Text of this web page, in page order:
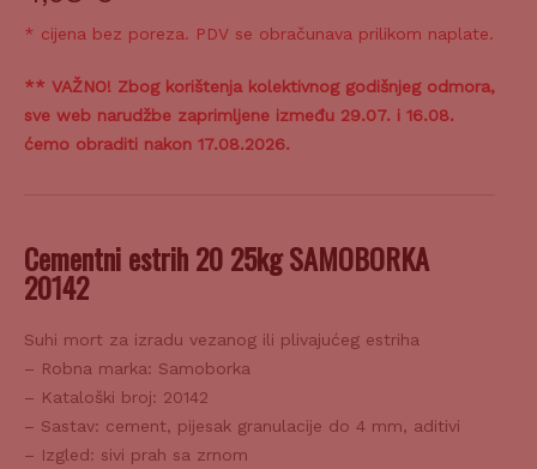
* cijena bez poreza. PDV se obračunava prilikom naplate.
** VAŽNO! Zbog korištenja kolektivnog godišnjeg odmora,
sve web narudžbe zaprimljene između 29.07. i 16.08.
ćemo obraditi nakon 17.08.2026.
Cementni estrih 20 25kg SAMOBORKA
20142
Suhi mort za izradu vezanog ili plivajućeg estriha
– Robna marka: Samoborka
– Kataloški broj: 20142
– Sastav: cement, pijesak granulacije do 4 mm, aditivi
– Izgled: sivi prah sa zrnom